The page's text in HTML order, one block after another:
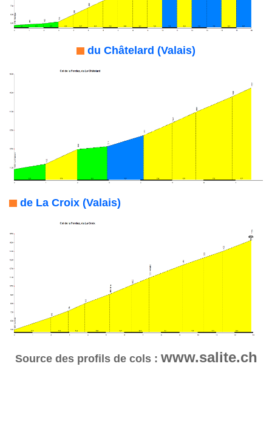
du Châtelard (Valais)
de La Croix (Valais)
Source des profils de cols : www.salite.ch